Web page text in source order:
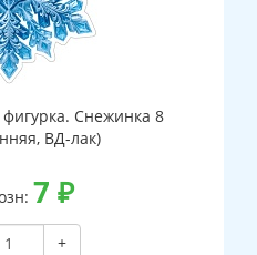
Снежинка 8
ВД-лак)
7 ₽
+